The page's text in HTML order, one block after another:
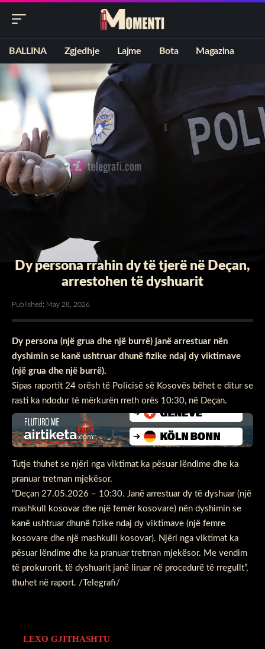
BALLINA Zgjedhje Lajme Bota Magazina
Dy persona rrahin dy të tjerë në Deçan,
arrestohen të dyshuarit
Published: May 28, 2026
Dy persona (një grua dhe një burrë) janë arrestuar nën
dyshimin se kanë ushtruar dhunë fizike ndaj dy viktimave
(një grua dhe një burrë).
Sipas raportit 24 orësh të Policisë së Kosovës bëhet e ditur se
rasti ka ndodur të mërkurën rreth orës 10:30, në Deçan.
Tutje thuhet se njëri nga viktimat ka pësuar lëndime dhe ka
pranuar tretman mjekësor.
“Deçan 27.05.2026 – 10:30. Janë arrestuar dy të dyshuar (një
mashkull kosovar dhe një femër kosovare) nën dyshimin se
kanë ushtruar dhunë fizike ndaj dy viktimave (një femre
kosovare dhe një mashkulli kosovar). Njëri nga viktimat ka
pësuar lëndime dhe ka pranuar tretman mjekësor. Me vendim
të prokurorit, të dyshuarit janë liruar në procedurë të rregullt”,
thuhet në raport. /Telegrafi/
LEXO GJITHASHTU